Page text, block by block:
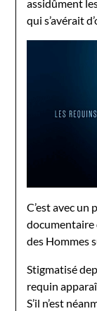
assidûment
qui s’avérait
C’est avec un
documentaire
des Hommes
Stigmatisé
requin
S’il n’est